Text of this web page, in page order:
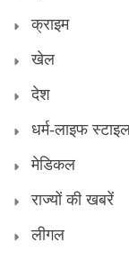
क्राइम
खेल
देश
धर्म-लाइफ
मेडिकल
राज्यों की खबरें
लीगल